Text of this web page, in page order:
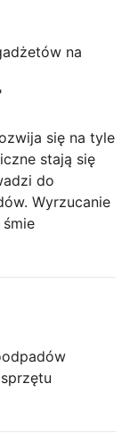
na
się na tyle
stają się
do
Wyrzucanie